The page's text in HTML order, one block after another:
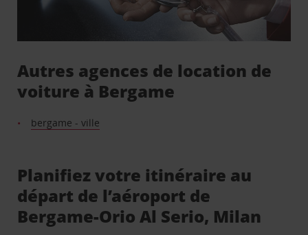
Autres agences de location de
voiture à Bergame
bergame - ville
Planifiez votre itinéraire au
départ de l’aéroport de
Bergame-Orio Al Serio, Milan